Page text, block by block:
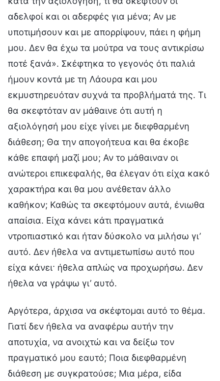
αδελφοί και οι αδερφές για μένα; Αν με
υποτιμήσουν και με απορρίψουν, πάει η φήμη
μου. Δεν θα έχω τα μούτρα να τους αντικρίσω
ποτέ ξανά». Σκέφτηκα το γεγονός ότι παλιά
ήμουν κοντά με τη Λάουρα και μου
εκμυστηρευόταν συχνά τα προβλήματά της. Τι
θα σκεφτόταν αν μάθαινε ότι αυτή η
αξιολόγησή μου είχε γίνει με διεφθαρμένη
διάθεση; Θα την απογοήτευα και θα έκοβε
κάθε επαφή μαζί μου; Αν το μάθαιναν οι
ανώτεροι επικεφαλής, θα έλεγαν ότι είχα κακό
χαρακτήρα και θα μου ανέθεταν άλλο
καθήκον; Καθώς τα σκεφτόμουν αυτά, ένιωθα
απαίσια. Είχα κάνει κάτι πραγματικά
ντροπιαστικό και ήταν δύσκολο να μιλήσω γι’
αυτό. Δεν ήθελα να αντιμετωπίσω αυτό που
είχα κάνει· ήθελα απλώς να προχωρήσω. Δεν
ήθελα να γράψω γι’ αυτό.
Αργότερα, άρχισα να σκέφτομαι αυτό το θέμα.
Γιατί δεν ήθελα να αναφέρω αυτήν την
αποτυχία, να ανοιχτώ και να δείξω τον
πραγματικό μου εαυτό; Ποια διεφθαρμένη
διάθεση με συγκρατούσε; Μια μέρα, είδα